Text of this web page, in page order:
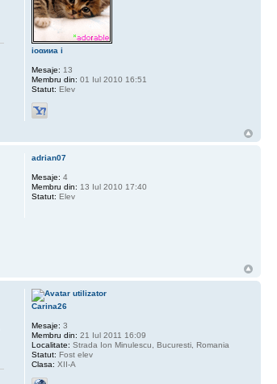
ioαииa i
Mesaje: 13
Membru din: 01 Iul 2010 16:51
Statut: Elev
adrian07
Mesaje: 4
Membru din: 13 Iul 2010 17:40
Statut: Elev
Carina26
Mesaje: 3
Membru din: 21 Iul 2011 16:09
Localitate: Strada Ion Minulescu, Bucuresti, Romania
Statut: Fost elev
Clasa: XII-A